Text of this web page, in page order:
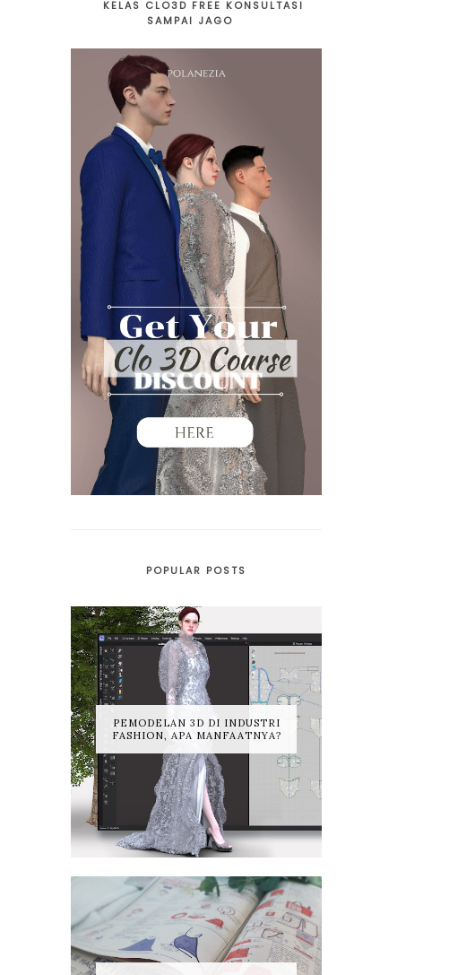
KELAS CLO3D FREE KONSULTASI
SAMPAI JAGO
POPULAR POSTS
PEMODELAN 3D DI INDUSTRI
FASHION, APA MANFAATNYA?